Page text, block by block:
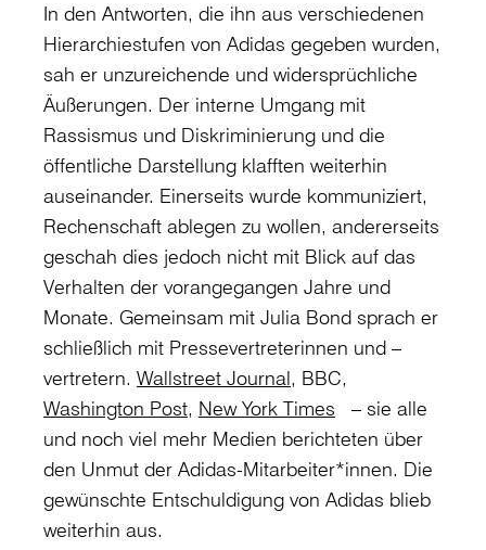
In den Antworten, die ihn aus verschiedenen
Hierarchiestufen von Adidas gegeben wurden,
sah er unzureichende und widersprüchliche
Äußerungen. Der interne Umgang mit
Rassismus und Diskriminierung und die
öffentliche Darstellung klafften weiterhin
auseinander. Einerseits wurde kommuniziert,
Rechenschaft ablegen zu wollen, andererseits
geschah dies jedoch nicht mit Blick auf das
Verhalten der vorangegangen Jahre und
Monate. Gemeinsam mit Julia Bond sprach er
schließlich mit Pressevertreterinnen und –
vertretern. Wallstreet Journal, BBC,
Washington Post, New York Times – sie alle
und noch viel mehr Medien berichteten über
den Unmut der Adidas-Mitarbeiter*innen. Die
gewünschte Entschuldigung von Adidas blieb
weiterhin aus.